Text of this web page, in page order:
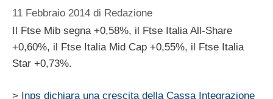
11 Febbraio 2014 di Redazione
Il Ftse Mib segna +0,58%, il Ftse Italia All-Share
+0,60%, il Ftse Italia Mid Cap +0,55%, il Ftse Italia
Star +0,73%.
> Inps dichiara una crescita della Cassa Integrazione